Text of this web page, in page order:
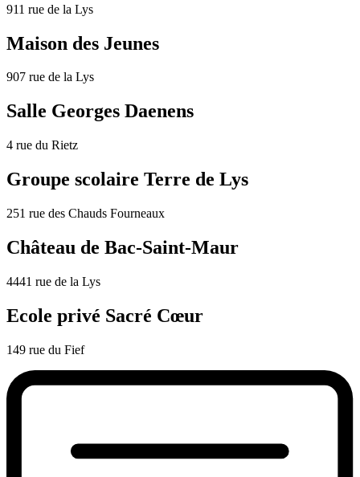
911 rue de la Lys
Maison des Jeunes
907 rue de la Lys
Salle Georges Daenens
4 rue du Rietz
Groupe scolaire Terre de Lys
251 rue des Chauds Fourneaux
Château de Bac-Saint-Maur
4441 rue de la Lys
Ecole privé Sacré Cœur
149 rue du Fief